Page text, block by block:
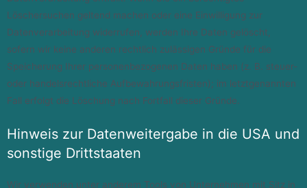
Löschersuchen geltend machen oder eine Einwilligung zur
Datenverarbeitung widerrufen, werden Ihre Daten gelöscht,
sofern wir keine anderen rechtlich zulässigen Gründe für die
Speicherung Ihrer personenbezogenen Daten haben (z. B. steuer-
oder handelsrechtliche Aufbewahrungsfristen); im letztgenannten
Fall erfolgt die Löschung nach Fortfall dieser Gründe.
Hinweis zur Datenweitergabe in die USA und
sonstige Drittstaaten
Wir verwenden unter anderem Tools von Unternehmen mit Sitz in